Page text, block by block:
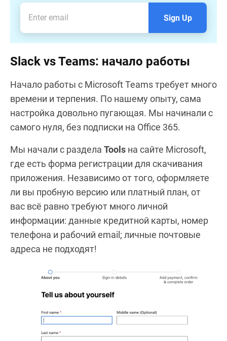
Sign Up
Slack vs Teams: начало работы
Начало работы с Microsoft Teams требует много
времени и терпения. По нашему опыту, сама
настройка довольно пугающая. Мы начинали с
самого нуля, без подписки на Office 365.
Мы начали с раздела Tools на сайте Microsoft,
где есть форма регистрации для скачивания
приложения. Независимо от того, оформляете
ли вы пробную версию или платный план, от
вас всё равно требуют много личной
информации: данные кредитной карты, номер
телефона и рабочий email; личные почтовые
адреса не подходят!